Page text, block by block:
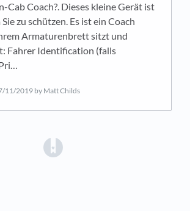
Cab Coach?. Dieses kleine Gerät ist
zu schützen. Es ist ein Coach
Armaturenbrett sitzt und
Fahrer Identification (falls
11/2019 by Matt Childs